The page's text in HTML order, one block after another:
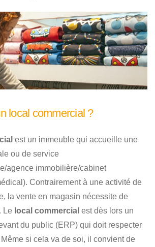
local commercial ?
est un immeuble qui accueille une
ou de service
agence immobilière/cabinet
Contrairement à une activité de
la vente en magasin nécessite de
Le local commercial est dès lors un
du public (ERP) qui doit respecter
si cela va de soi, il convient de